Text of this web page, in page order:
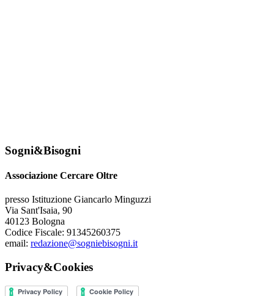
Sogni&Bisogni
Associazione Cercare Oltre
presso Istituzione Giancarlo Minguzzi
Via Sant'Isaia, 90
40123 Bologna
Codice Fiscale: 91345260375
email: redazione@sogniebisogni.it
Privacy&Cookies